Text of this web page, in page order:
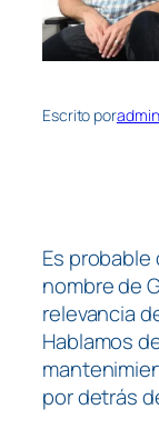
Escrito poradmin
Es
nombre de
relevancia
Hablamos
por detrás